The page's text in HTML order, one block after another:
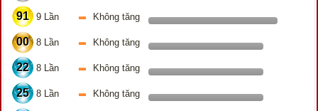
91 9 Lần Không tăng
00 8 Lần Không tăng
22 8 Lần Không tăng
25 8 Lần Không tăng